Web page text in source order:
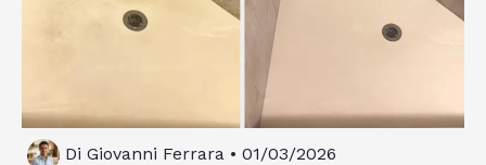
Di Giovanni Ferrara • 01/03/2026